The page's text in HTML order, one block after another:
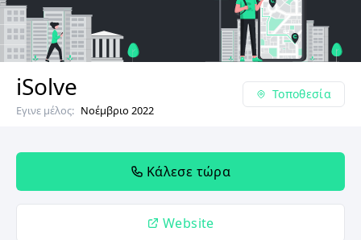
iSolve
Εγινε μέλος: Νοέμβριο 2022
Τοποθεσία
Κάλεσε τώρα
Website